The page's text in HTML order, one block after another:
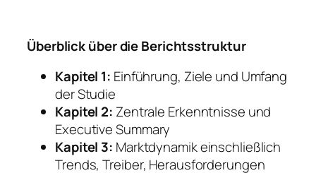
Überblick über die Berichtsstruktur
Kapitel 1: Einführung, Ziele und Umfang
der Studie
Kapitel 2: Zentrale Erkenntnisse und
Executive Summary
Kapitel 3: Marktdynamik einschließlich
Trends, Treiber, Herausforderungen